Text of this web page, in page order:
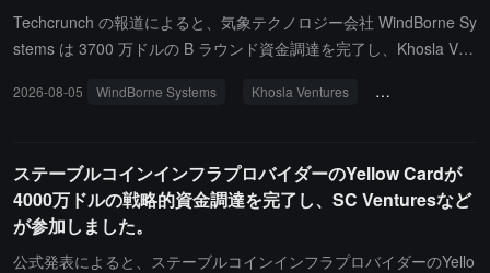
Techcrunch の報道によると、気象テクノロジー会社 WindBorne Sy
stems は 3700 万ドルの B ラウンド資金調達を完了し、Khosla Ven
評価額は 2.5 億ドルとなった。同社は長時間飛行可能な気球を使用
いる。主な顧客は政府機関であり、今回の資金は商業チームの拡充
や投資ファンドなどの民間部門顧客へのビジネス拡大に使用され
る。AI による気象予測を通じて、金融、農業などの多くの業界にサ
ービスを提供している。
2026-08-05 WindBorne Systems Khosla Ventures Galvanize
ステーブルコインインフラプロバイダーのYellow Cardが
4000万ドルの戦略的資金調達を完了し、SC Venturesなど
が参加しました。
公式発表によると、ステーブルコインインフラプロバイダーのYello